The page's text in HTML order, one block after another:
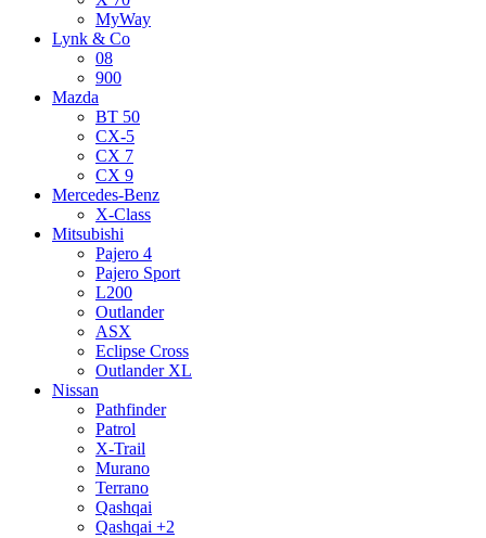
MyWay
Lynk & Co
08
900
Mazda
BT 50
CX-5
CX 7
CX 9
Mercedes-Benz
X-Class
Mitsubishi
Pajero 4
Pajero Sport
L200
Outlander
ASX
Eclipse Cross
Outlander XL
Nissan
Pathfinder
Patrol
X-Trail
Murano
Terrano
Qashqai
Qashqai +2